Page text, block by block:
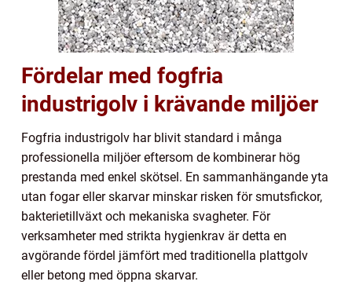
Fördelar med fogfria
industrigolv i krävande miljöer
Fogfria industrigolv har blivit standard i många
professionella miljöer eftersom de kombinerar hög
prestanda med enkel skötsel. En sammanhängande yta
utan fogar eller skarvar minskar risken för smutsfickor,
bakterietillväxt och mekaniska svagheter. För
verksamheter med strikta hygienkrav är detta en
avgörande fördel jämfört med traditionella plattgolv
eller betong med öppna skarvar.